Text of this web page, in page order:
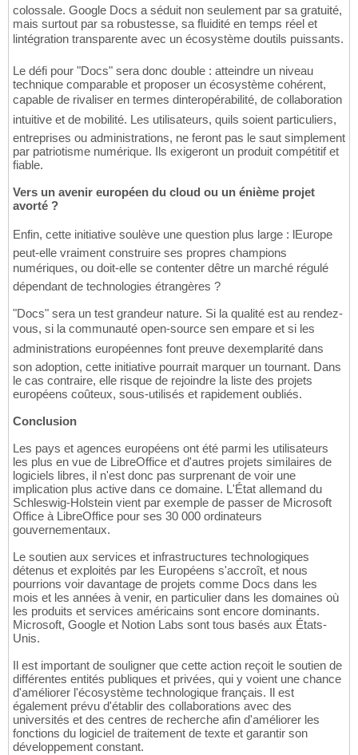
colossale. Google Docs a séduit non seulement par sa gratuité,
mais surtout par sa robustesse, sa fluidité en temps réel et
lintégration transparente avec un écosystème doutils puissants.
Le défi pour "Docs" sera donc double : atteindre un niveau
technique comparable et proposer un écosystème cohérent,
capable de rivaliser en termes dinteropérabilité, de collaboration
intuitive et de mobilité. Les utilisateurs, quils soient particuliers,
entreprises ou administrations, ne feront pas le saut simplement
par patriotisme numérique. Ils exigeront un produit compétitif et
fiable.
Vers un avenir européen du cloud ou un énième projet
avorté ?
Enfin, cette initiative soulève une question plus large : lEurope
peut-elle vraiment construire ses propres champions
numériques, ou doit-elle se contenter dêtre un marché régulé
dépendant de technologies étrangères ?
"Docs" sera un test grandeur nature. Si la qualité est au rendez-
vous, si la communauté open-source sen empare et si les
administrations européennes font preuve dexemplarité dans
son adoption, cette initiative pourrait marquer un tournant. Dans
le cas contraire, elle risque de rejoindre la liste des projets
européens coûteux, sous-utilisés et rapidement oubliés.
Conclusion
Les pays et agences européens ont été parmi les utilisateurs
les plus en vue de LibreOffice et d'autres projets similaires de
logiciels libres, il n'est donc pas surprenant de voir une
implication plus active dans ce domaine. L'État allemand du
Schleswig-Holstein vient par exemple de passer de Microsoft
Office à LibreOffice pour ses 30 000 ordinateurs
gouvernementaux.
Le soutien aux services et infrastructures technologiques
détenus et exploités par les Européens s'accroît, et nous
pourrions voir davantage de projets comme Docs dans les
mois et les années à venir, en particulier dans les domaines où
les produits et services américains sont encore dominants.
Microsoft, Google et Notion Labs sont tous basés aux États-
Unis.
Il est important de souligner que cette action reçoit le soutien de
différentes entités publiques et privées, qui y voient une chance
d'améliorer l'écosystème technologique français. Il est
également prévu d'établir des collaborations avec des
universités et des centres de recherche afin d'améliorer les
fonctions du logiciel de traitement de texte et garantir son
développement constant.